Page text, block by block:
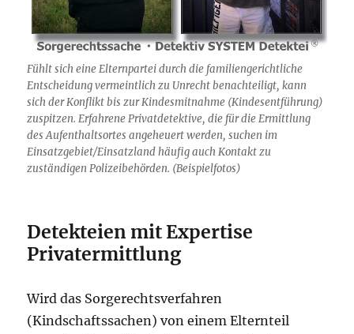
Fühlt sich eine Elternpartei durch die familiengerichtliche
Entscheidung vermeintlich zu Unrecht benachteiligt, kann
sich der Konflikt bis zur Kindesmitnahme (Kindesentführung)
zuspitzen. Erfahrene Privatdetektive, die für die Ermittlung
des Aufenthaltsortes angeheuert werden, suchen im
Einsatzgebiet/Einsatzland häufig auch Kontakt zu
zuständigen Polizeibehörden. (Beispielfotos)
Detekteien mit Expertise
Privatermittlung
Wird das Sorgerechtsverfahren
(Kindschaftssachen) von einem Elternteil